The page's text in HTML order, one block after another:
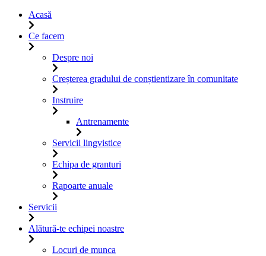
Acasă
Ce facem
Despre noi
Creșterea gradului de conștientizare în comunitate
Instruire
Antrenamente
Servicii lingvistice
Echipa de granturi
Rapoarte anuale
Servicii
Alătură-te echipei noastre
Locuri de munca